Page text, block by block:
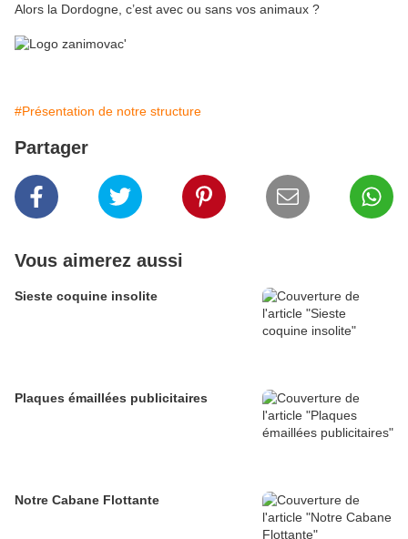
Alors la Dordogne, c’est avec ou sans vos animaux ?
#Présentation de notre structure
Partager
Vous aimerez aussi
Sieste coquine insolite
Plaques émaillées publicitaires
Notre Cabane Flottante